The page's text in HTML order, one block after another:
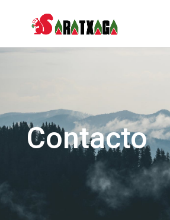
Contacto